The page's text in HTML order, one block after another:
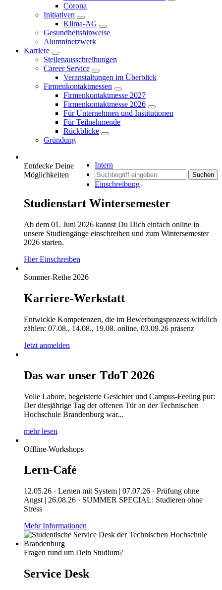
Corona
Initiativen
Klima-AG
Gesundheitshinweise
Alumninetzwerk
Karriere
Stellenausschreibungen
Career Service
Veranstaltungen im Überblick
Firmenkontaktmessen
Firmenkontaktmesse 2027
Firmenkontaktmesse 2026
Für Unternehmen und Institutionen
Für Teilnehmende
Rückblicke
Gründung
Intern
Suchen
Einschreibung
Entdecke Deine
Möglichkeiten
Studienstart Wintersemester
Ab dem 01. Juni 2026 kannst Du Dich einfach online in
unsere Studiengänge einschreiben und zum Wintersemester
2026 starten.
Hier Einschreiben
Sommer-Reihe 2026
Karriere-Werkstatt
Entwickle Kompetenzen, die im Bewerbungsprozess wirklich
zählen: 07.08., 14.08., 19.08. online, 03.09.26 präsenz
Jetzt anmelden
Das war unser TdoT 2026
Volle Labore, begeisterte Gesichter und Campus-Feeling pur:
Der diesjährige Tag der offenen Tür an der Technischen
Hochschule Brandenburg war...
mehr lesen
Offline-Workshops
Lern-Café
12.05.26 · Lernen mit System | 07.07.26 · Prüfung ohne
Angst | 26.08.26 · SUMMER SPECIAL: Studieren ohne
Stress
Mehr Informationen
Fragen rund um Dein Studium?
Service Desk